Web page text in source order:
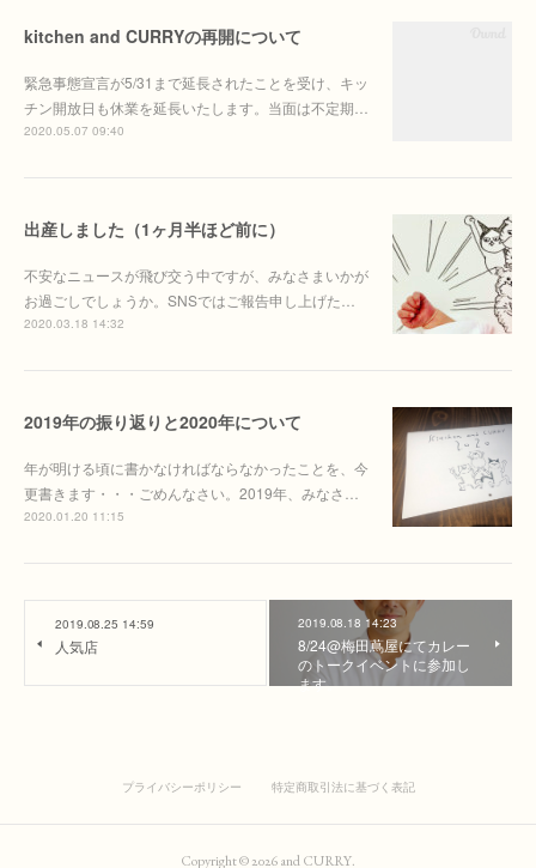
kitchen and CURRYの再開について
緊急事態宣言が5/31まで延長されたことを受け、キッ
チン開放日も休業を延長いたします。当面は不定期…
2020.05.07 09:40
出産しました（1ヶ月半ほど前に）
不安なニュースが飛び交う中ですが、みなさまいかが
お過ごしでしょうか。SNSではご報告申し上げた…
2020.03.18 14:32
2019年の振り返りと2020年について
年が明ける頃に書かなければならなかったことを、今
更書きます・・・ごめんなさい。2019年、みなさ…
2020.01.20 11:15
2019.08.25 14:59
人気店
2019.08.18 14:23
8/24@梅田蔦屋にてカレー
のトークイベントに参加し
ます。
プライバシーポリシー 特定商取引法に基づく表記
Copyright ©2026and CURRY.